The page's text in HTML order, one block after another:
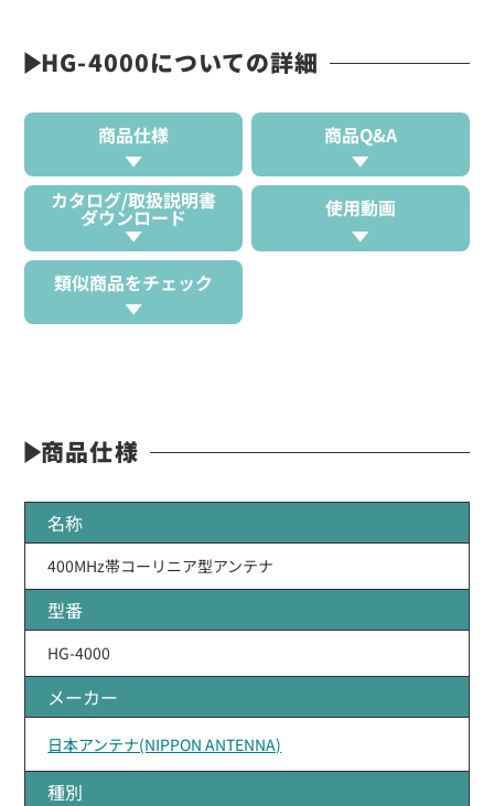
HG-4000についての詳細
商品仕様 商品Q&A
カタログ/取扱説明書
ダウンロード 使用動画
類似商品をチェック
商品仕様
名称
400MHz帯コーリニア型アンテナ
型番
HG-4000
メーカー
日本アンテナ(NIPPON ANTENNA)
種別